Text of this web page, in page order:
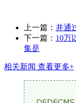
上一篇： 并通
下一篇： 10万
集是
相关新闻 查看更多+